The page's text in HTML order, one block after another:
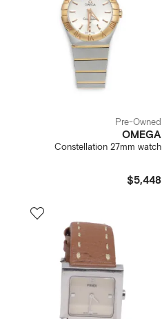
Pre-Owned
OMEGA
Constellation 27mm watch
$5,448